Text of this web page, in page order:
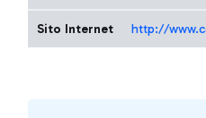
Sito Internet http://